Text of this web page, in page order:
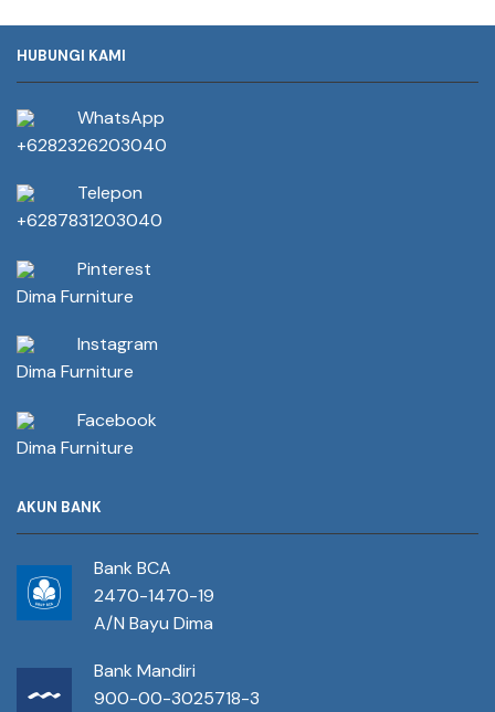
HUBUNGI KAMI
WhatsApp
+6282326203040
Telepon
+6287831203040
Pinterest
Dima Furniture
Instagram
Dima Furniture
Facebook
Dima Furniture
AKUN BANK
Bank BCA
2470-1470-19
A/N Bayu Dima
Bank Mandiri
900-00-3025718-3